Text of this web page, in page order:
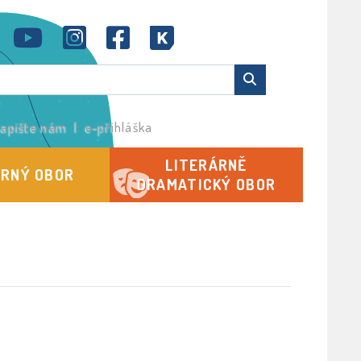
nám |e-přihláška
OBOR
LITERÁRNĚ
DRAMATICKÝ OBOR